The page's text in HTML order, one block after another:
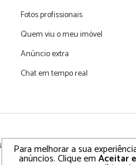
Fotos profissionais
Quem viu o meu imóvel
Anúncio extra
Chat em tempo real
Política de Privacidade •
Para melhorar a sua
anúncios. Clique emAceitar